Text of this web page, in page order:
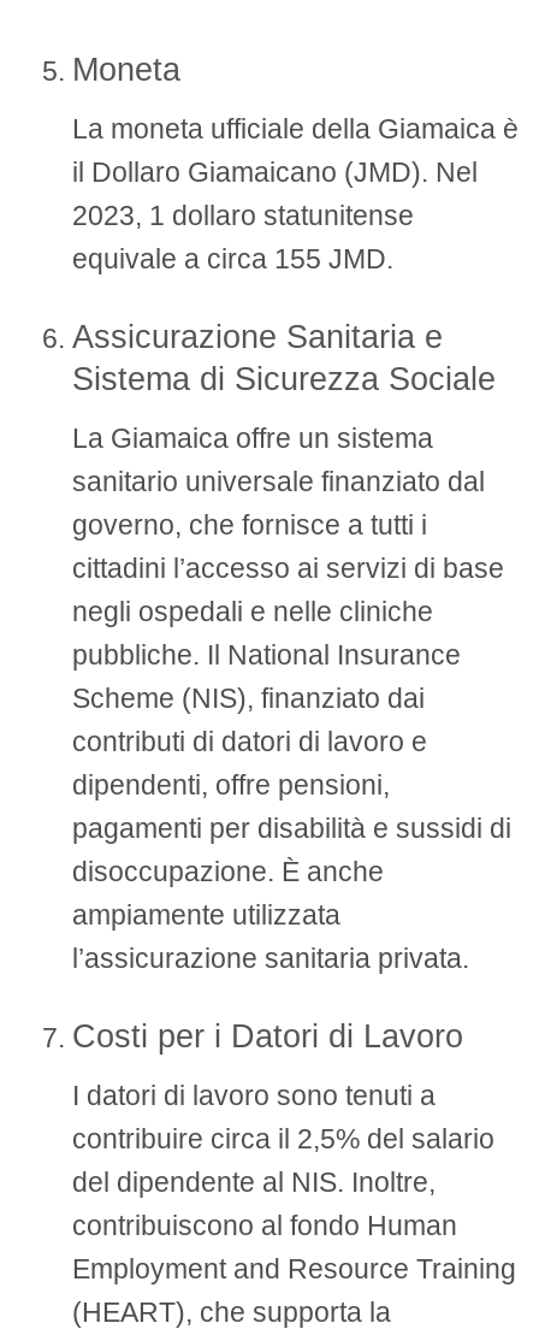
Moneta
La moneta ufficiale della Giamaica è
il Dollaro Giamaicano (JMD). Nel
2023, 1 dollaro statunitense
equivale a circa 155 JMD.
Assicurazione Sanitaria e
Sistema di Sicurezza Sociale
La Giamaica offre un sistema
sanitario universale finanziato dal
governo, che fornisce a tutti i
cittadini l’accesso ai servizi di base
negli ospedali e nelle cliniche
pubbliche. Il National Insurance
Scheme (NIS), finanziato dai
contributi di datori di lavoro e
dipendenti, offre pensioni,
pagamenti per disabilità e sussidi di
disoccupazione. È anche
ampiamente utilizzata
l’assicurazione sanitaria privata.
Costi per i Datori di Lavoro
I datori di lavoro sono tenuti a
contribuire circa il 2,5% del salario
del dipendente al NIS. Inoltre,
contribuiscono al fondo Human
Employment and Resource Training
(HEART), che supporta la